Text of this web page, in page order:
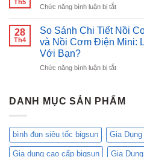
Nâng
Bữa
Cơm
Sóc
Bạn!
mặt
trong
làng
siêu
20SS
1500
của
Bigsun
Th5
Chức năng bình luận bị tắtở
(06)
MÓN
NGON
BẰNG
ĐIỆN
28
Th4
So Sánh Chi Tiết Nồi
và Nồi Cơm Điện Mini:
Với Bạn?
Chức năng bình luận bị tắtở
Chi
Cơm
Cơ
3D
DANH MỤC SẢN PHẨM
bình đun siêu tốc bigsun Gia
Gia dụng cao cấp bigsun Gia